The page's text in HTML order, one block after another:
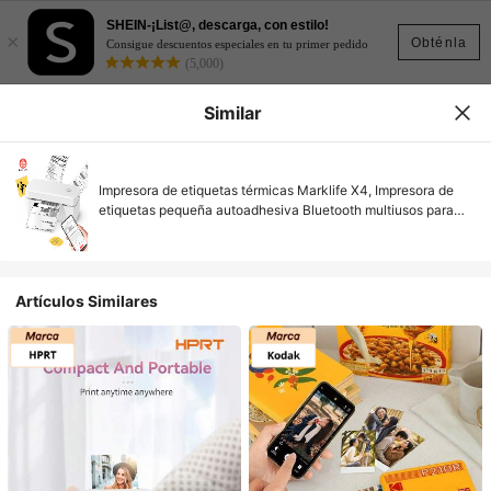
Obténla
×
SHEIN-¡List@, descarga, con estilo!
Consigue descuentos especiales en tu primer pedido
(5,000)
Similar
Impresora de etiquetas térmicas Marklife X4, Impresora de
etiquetas pequeña autoadhesiva Bluetooth multiusos para
Artículos Similares